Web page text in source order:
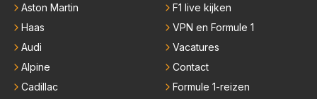
Aston Martin
Haas
Audi
Alpine
Cadillac
F1 live kijken
VPN en Formule 1
Vacatures
Contact
Formule 1-reizen